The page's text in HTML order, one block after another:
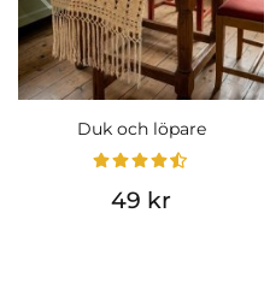
Duk och löpare
49 kr